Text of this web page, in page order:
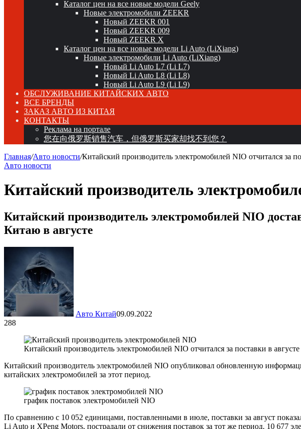
Каталог цен на все новые модели Geely
Новые электромобили ZEEKR
Новый ZEEKR 001
Новый ZEEKR 009
Новый ZEEKR X
Каталог цен на все новые модели Li Auto (LiXiang)
Новые электромобили Li Auto (LiXiang)
Новый Li Auto L7 (Li L7)
Новый Li Auto L8 (Li L8)
Новый Li Auto L9 (Li L9)
ОБСЛУЖИВАНИЕ КИТАЙСКИХ АВТО
ВСЕ БРЕНДЫ
ЗАКАЗ АВТО ИЗ КИТАЯ
КОНТАКТЫ
Реклама на портале
您在向俄罗斯销售汽车，但俄罗斯买家却找不到您？
Главная/Авто новости/Китайский производитель электромобилей NIO отчитался за
Авто новости
Китайский производитель
Китайский производитель электромобилей NIO
Китаю в августе
Авто Китай09.09.2022
288
Китайский производитель электромобилей NIO отчитался за поставки в августе
Китайский производитель электромобилей NIO опубликовал обновленную
китайских электромобилей за этот период.
график поставок электромобилей NIO
По сравнению с 10 052 единицами, поставленными в июле, поставки за август
Li Auto и XPeng Motors, пострадали от снижения поставок за тот же период. 10 677